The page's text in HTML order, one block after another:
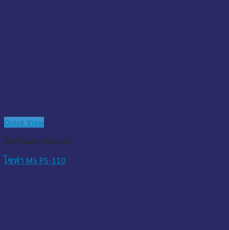
Quick View
โซฟาและอาร์มแชร์
โซฟา MS PS-110